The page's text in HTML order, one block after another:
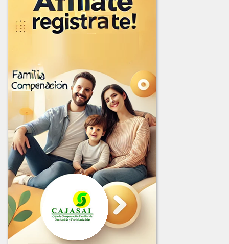
COMUNICADO_ADJUDICACION_LIC_004-2025.pdf
INFORME_EVALUACION_COMITE_COMPRAS_LIC-003-2025.pdf
INFORME_LICITACION_OFERTAS_004-2025.pdf
LICITACION_003_2025.PDF
LICITACION_DE_OFERTAS_001_DE_2025.PDF
LICITACION_DE_OFERTAS_002-2025.PDF
LICITACION_DE_OFERTA_004-2025.PDF
2024
COMUNICADO_ADJUDICACION_LIC-001-2024.pdf
COMUNICADO_ADJUDICACION_LIC-002-2024.pdf
INFORME_EVALUACION_LIC-002-2024.pdf